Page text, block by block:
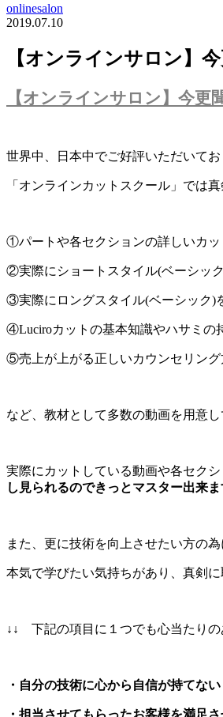
onlinesalon
2019.07.10
【オンラインサロン】
【オンラインサロン】今
世界中、日本中でご好評いただいてお
「オンラインカットスクール」では
①パートや各セクションの詳しいカ
②実際にショートスタイル(ベーシッ
③実際にロングスタイル(ベーシック)
④Luciroカットの基本知識やハサミの
⑤売上が上がる正しいカウンセリング
など、教材として多数の動画を用意し
実際にカットしている動画や各セク
し見られるのできっとマスター出来ま
また、更に技術を向上させたい方の
本気で学びたい気持ちがあり、真剣
↓↓ 下記の項目に１つでも心当たりの
・自分の技術に心から自信が持てない
・担当させてもらったお客様を満足